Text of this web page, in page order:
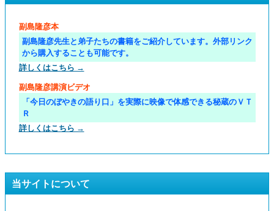
副島隆彦本
副島隆彦先生と弟子たちの書籍をご紹介しています。外部リンク
から購入することも可能です。
詳しくはこちら →
副島隆彦講演ビデオ
「今日のぼやきの語り口」を実際に映像で体感できる秘蔵のＶＴ
Ｒ
詳しくはこちら →
当サイトについて